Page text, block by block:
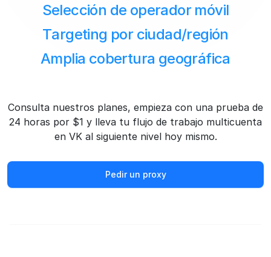
Selección de operador móvil
Targeting por ciudad/región
Amplia cobertura geográfica
Consulta nuestros planes, empieza con una prueba de
24 horas por $1 y lleva tu flujo de trabajo multicuenta
en VK al siguiente nivel hoy mismo.
Pedir un proxy